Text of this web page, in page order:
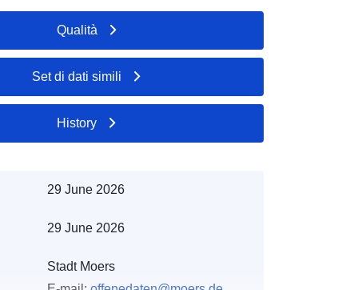
Qualità
Set di dati simili
History
29 June 2026
29 June 2026
Stadt Moers